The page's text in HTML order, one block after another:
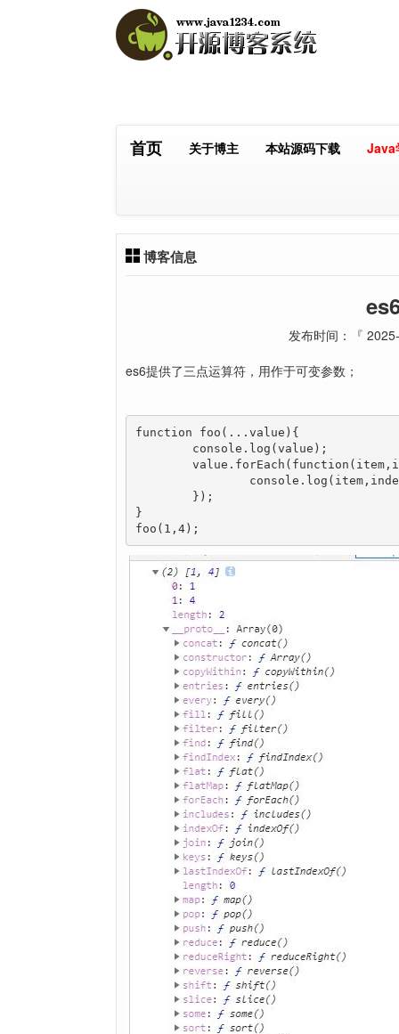
首页 关于博主 本站源码下载 Java
博客信息
发布时间：『
es6提供了三点运算符，用作于可变参数；
function foo(...value){
}
foo(1,4);